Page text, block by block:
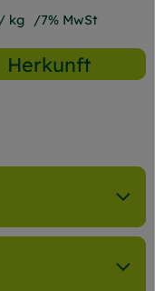
/ kg 7% MwSt
Herkunft